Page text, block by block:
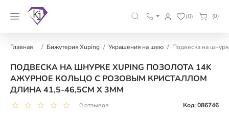
(0) (0)
Главная Бижутерия Xuping Украшения на шею Подвеска на
ПОДВЕСКА НА ШНУРКЕ XUPING ПОЗОЛОТА 14K
АЖУРНОЕ КОЛЬЦО С РОЗОВЫМ КРИСТАЛЛОМ
ДЛИНА 41,5-46,5СМ Х 3ММ
0 отзывов Код: 086746